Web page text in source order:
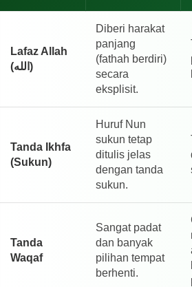
Lafaz Allah
(الله)
Diberi harakat
panjang
(fathah berdiri)
secara
eksplisit.
Tanda Ikhfa
(Sukun)
Huruf Nun
sukun tetap
ditulis jelas
dengan tanda
sukun.
Tanda
Waqaf
Sangat padat
dan banyak
pilihan tempat
berhenti.